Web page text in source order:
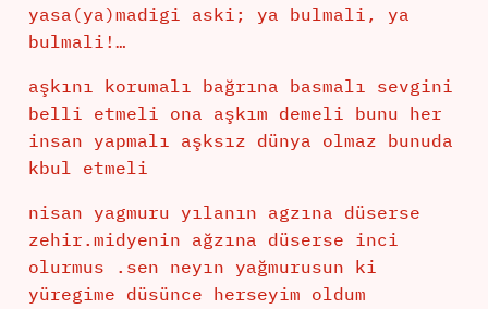
yasa(ya)madigi aski; ya bulmali, ya
bulmali!…
aşkını korumalı bağrına basmalı sevgini
belli etmeli ona aşkım demeli bunu her
insan yapmalı aşksız dünya olmaz bunuda
kbul etmeli
nisan yagmuru yılanın agzına düserse
zehir.midyenin ağzına düserse inci
olurmus .sen neyın yağmurusun ki
yüregime düsünce herseyim oldum